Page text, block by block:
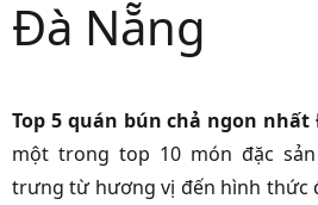
Đà Nẵng
Top 5 quán bún chả ngon nhất
một trong top 10 món đặc
trưng từ hương vị đến hình thức